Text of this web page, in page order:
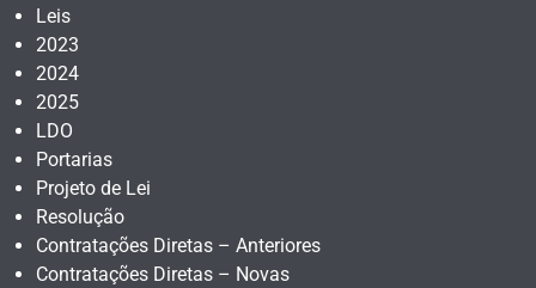
Leis
2023
2024
2025
LDO
Portarias
Projeto de Lei
Resolução
Contratações Diretas – Anteriores
Contratações Diretas – Novas